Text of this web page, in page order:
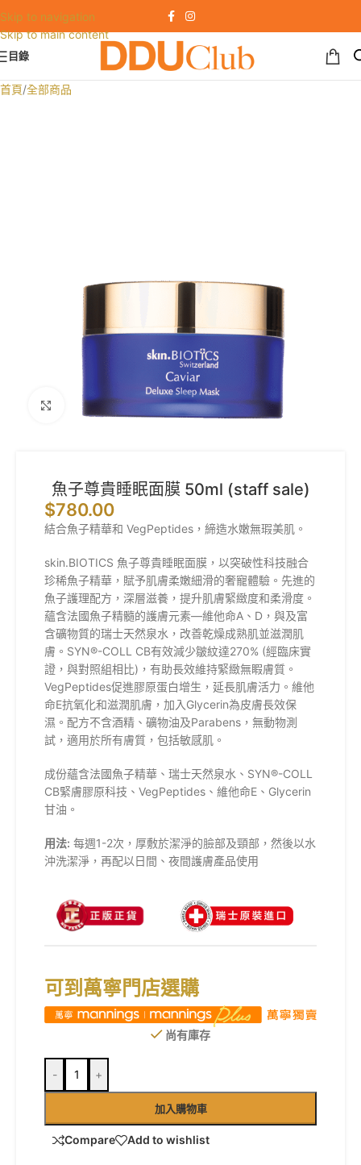
Skip to navigation
Skip to main content
目錄
首頁/全部商品
Click to enlarge
魚子尊貴睡眠面膜 50ml (staff sale)
$780.00
結合魚子精華和 VegPeptides，締造水嫩無瑕美肌。
skin.BIOTICS 魚子尊貴睡眠面膜，以突破性科技融合
珍稀魚子精華，賦予肌膚柔嫩細滑的奢寵體驗。先進的
魚子護理配方，深層滋養，提升肌膚緊緻度和柔滑度。
蘊含法國魚子精髓的護膚元素—維他命A、D，與及富
含礦物質的瑞士天然泉水，改善乾燥成熟肌並滋潤肌
膚。SYN®-COLL CB有效減少皺紋達270% (經臨床實
證，與對照組相比)，有助長效維持緊緻無睱膚質。
VegPeptides促進膠原蛋白增生，延長肌膚活力。維他
命E抗氧化和滋潤肌膚，加入Glycerin為皮膚長效保
濕。配方不含酒精、礦物油及Parabens，無動物測
試，適用於所有膚質，包括敏感肌。
成份蘊含法國魚子精華、瑞士天然泉水、SYN®-COLL
CB緊膚膠原科技、VegPeptides、維他命E、Glycerin
甘油。
用法: 每週1-2次，厚敷於潔淨的臉部及頸部，然後以水
沖洗潔淨，再配以日間、夜間護膚產品使用
可到萬寧門店選購
尚有庫存
- +
加入購物車
Compare Add to wishlist